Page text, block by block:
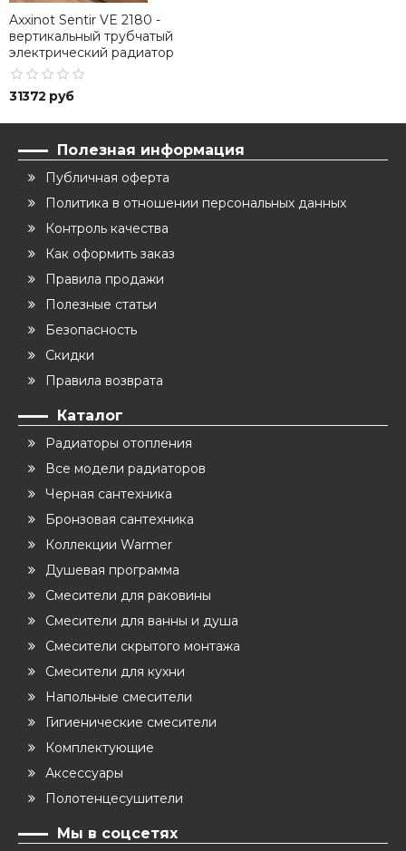
Axxinot Sentir VE 2180 -
вертикальный трубчатый
электрический радиатор
высотой 1800 мм
31372 руб
Полезная информация
Публичная оферта
Политика в отношении персональных данных
Контроль качества
Как оформить заказ
Правила продажи
Полезные статьи
Безопасность
Скидки
Правила возврата
Каталог
Радиаторы отопления
Все модели радиаторов
Черная сантехника
Бронзовая сантехника
Коллекции Warmer
Душевая программа
Смесители для раковины
Смесители для ванны и душа
Смесители скрытого монтажа
Смесители для кухни
Напольные смесители
Гигиенические смесители
Комплектующие
Аксессуары
Полотенцесушители
Мы в соцсетях